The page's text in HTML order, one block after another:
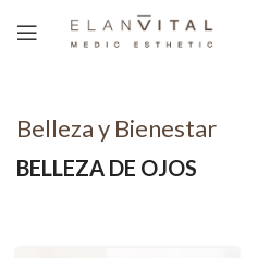
Belleza y Bienestar
BELLEZA DE OJOS